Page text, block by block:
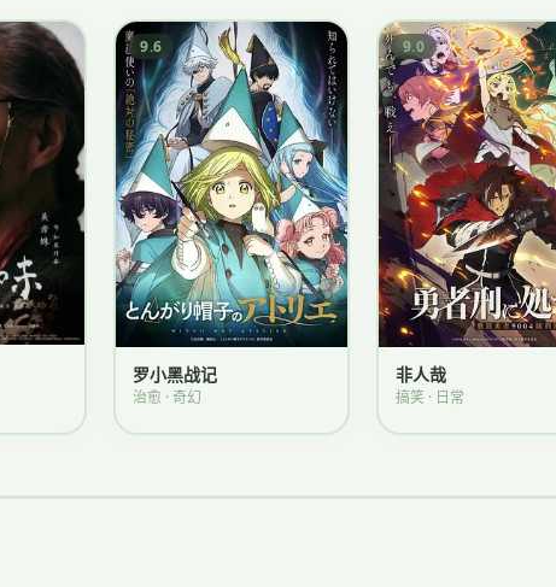
9.6
罗小黑战记
治愈 · 奇幻
9.0
非人哉
搞笑 · 日常